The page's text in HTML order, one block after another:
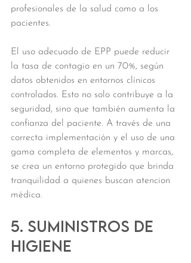
profesionales de la salud como a los
pacientes.
El uso adecuado de EPP puede reducir
la tasa de contagio en un 70%, según
datos obtenidos en entornos clínicos
controlados. Esto no solo contribuye a la
seguridad, sino que también aumenta la
confianza del paciente. A través de una
correcta implementación y el uso de una
gama completa de elementos y marcas,
se crea un entorno protegido que brinda
tranquilidad a quienes buscan atencion
médica.
5. Suministros de
higiene